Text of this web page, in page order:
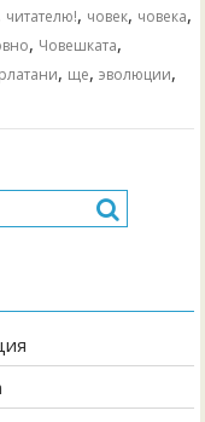
читателю!, човек, човека,
, Човешката,
, ще,эволюции,